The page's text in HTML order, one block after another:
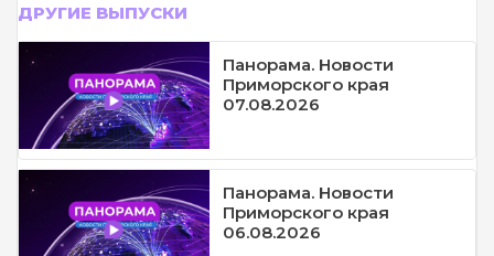
ДРУГИЕ ВЫПУСКИ
Панорама. Новости
Приморского края
07.08.2026
Панорама. Новости
Приморского края
06.08.2026